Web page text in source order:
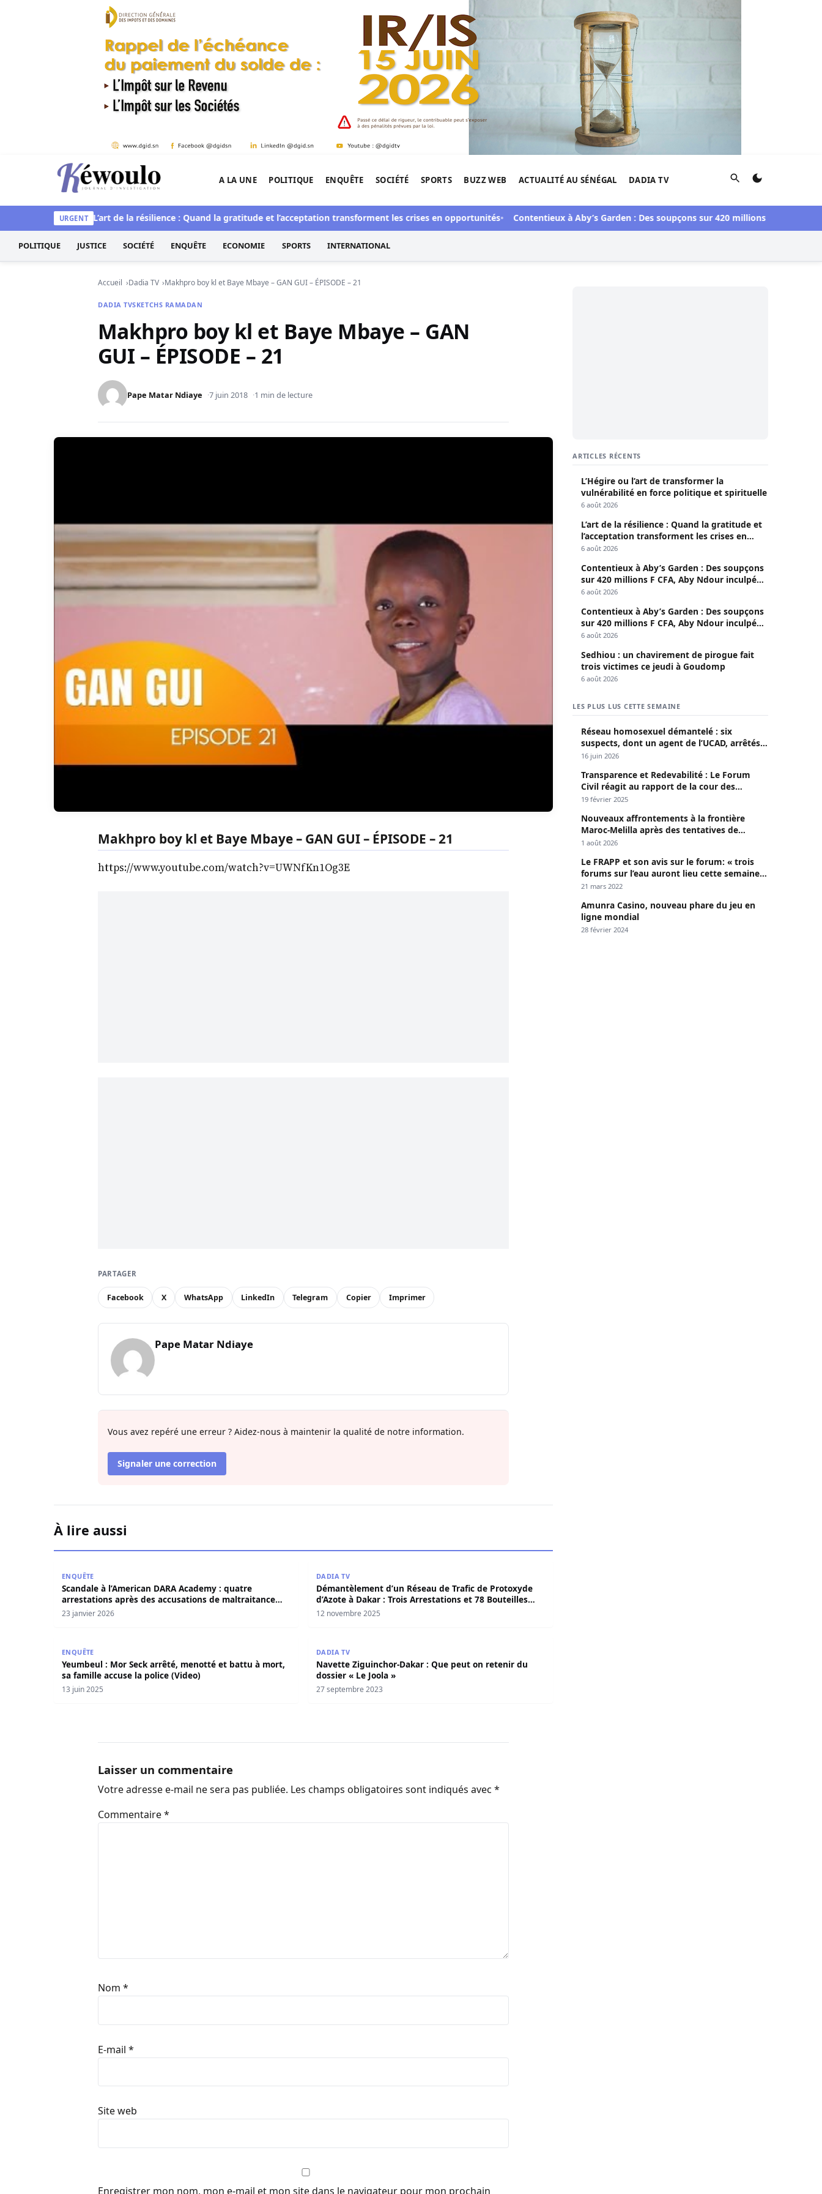
Aller au contenu
Kéwoulo, le premier site d'information et d'investigation de l'Afrique.
A LA UNE POLITIQUE ENQUÊTE SOCIÉTÉ SPORTS BUZZ WEB ACTUALITÉ AU SÉNÉGAL DADIA TV Rechercher
URGENT
L’art de la résilience : Quand la gratitude et l’acceptation transforment les crises en opportunités Contentieux à Aby’s Garden : Des soupçons sur 420 millions F CFA, Aby
POLITIQUE JUSTICE SOCIÉTÉ ENQUÊTE ECONOMIE SPORTS INTERNATIONAL
Accueil Dadia TV Makhpro boy kl et Baye Mbaye – GAN GUI – ÉPISODE – 21
DADIA TVSKETCHS RAMADAN
Makhpro boy kl et Baye Mbaye – GAN
GUI – ÉPISODE – 21
Pape Matar Ndiaye 7 juin 2018 1 min de lecture
Makhpro boy kl et Baye Mbaye – GAN GUI – ÉPISODE – 21
https://www.youtube.com/watch?v=UWNfKn1Og3E
PARTAGER
Facebook X WhatsApp LinkedIn Telegram Copier Imprimer
Pape Matar Ndiaye
Vous avez repéré une erreur ? Aidez-nous à maintenir la qualité de notre information.
Signaler une correction
À lire aussi
ENQUÊTE
Scandale à l’American DARA Academy : quatre
arrestations après des accusations de maltraitance
sur des mineurs américains au Sénégal
23 janvier 2026
DADIA TV
Démantèlement d’un Réseau de Trafic de Protoxyde
d’Azote à Dakar : Trois Arrestations et 78 Bouteilles
Saisies
12 novembre 2025
ENQUÊTE
Yeumbeul : Mor Seck arrêté, menotté et battu à mort,
sa famille accuse la police (Video)
13 juin 2025
DADIA TV
Navette Ziguinchor-Dakar : Que peut on retenir du
dossier « Le Joola »
27 septembre 2023
Laisser un commentaire
Votre adresse e-mail ne sera pas publiée. Les champs obligatoires sont indiqués avec *
Commentaire*
Nom *
E-mail *
Site web
Enregistrer mon nom, mon e-mail et mon site dans le navigateur pour mon prochain
ARTICLES RÉCENTS
L’Hégire ou l’art de transformer la
vulnérabilité en force politique et spirituelle
6 août 2026
L’art de la résilience : Quand la gratitude et
l’acceptation transforment les crises en
opportunités
6 août 2026
Contentieux à Aby’s Garden : Des soupçons
sur 420 millions F CFA, Aby Ndour inculpée
pour abus de biens sociaux
6 août 2026
Contentieux à Aby’s Garden : Des soupçons
sur 420 millions F CFA, Aby Ndour inculpée
pour abus de biens sociaux
6 août 2026
Sedhiou : un chavirement de pirogue fait
trois victimes ce jeudi à Goudomp
6 août 2026
LES PLUS LUS CETTE SEMAINE
Réseau homosexuel démantelé : six
suspects, dont un agent de l’UCAD, arrêtés à
Keur Massar ; l’un avoue avoir propagé le
16 juin 2026
Transparence et Redevabilité : Le Forum
Civil réagit au rapport de la cour des
comptes
19 février 2025
Nouveaux affrontements à la frontière
Maroc-Melilla après des tentatives de
passage
1 août 2026
Le FRAPP et son avis sur le forum: « trois
forums sur l’eau auront lieu cette semaine à
Dakar »
21 mars 2022
Amunra Casino, nouveau phare du jeu en
ligne mondial
28 février 2024